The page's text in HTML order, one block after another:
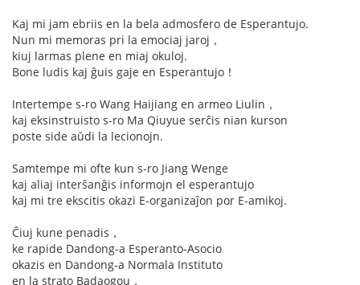
Kaj mi jam ebriis en la bela admosfero de Esperantujo.
Nun mi memoras pri la emociaj jaroj，
kiuj larmas plene en miaj okuloj.
Bone ludis kaj ĝuis gaje en Esperantujo！
Intertempe s-ro Wang Haijiang en armeo Liulin，
kaj eksinstruisto s-ro Ma Qiuyue serĉis nian kurson
poste side aŭdi la lecionojn.
Samtempe mi ofte kun s-ro Jiang Wenge
kaj aliaj interŝanĝis informojn el esperantujo
kaj mi tre ekscitis okazi E-organizaĵon por E-amikoj.
Ĉiuj kune penadis，
ke rapide Dandong-a Esperanto-Asocio
okazis en Dandong-a Normala Instituto
en la strato Badaogou，